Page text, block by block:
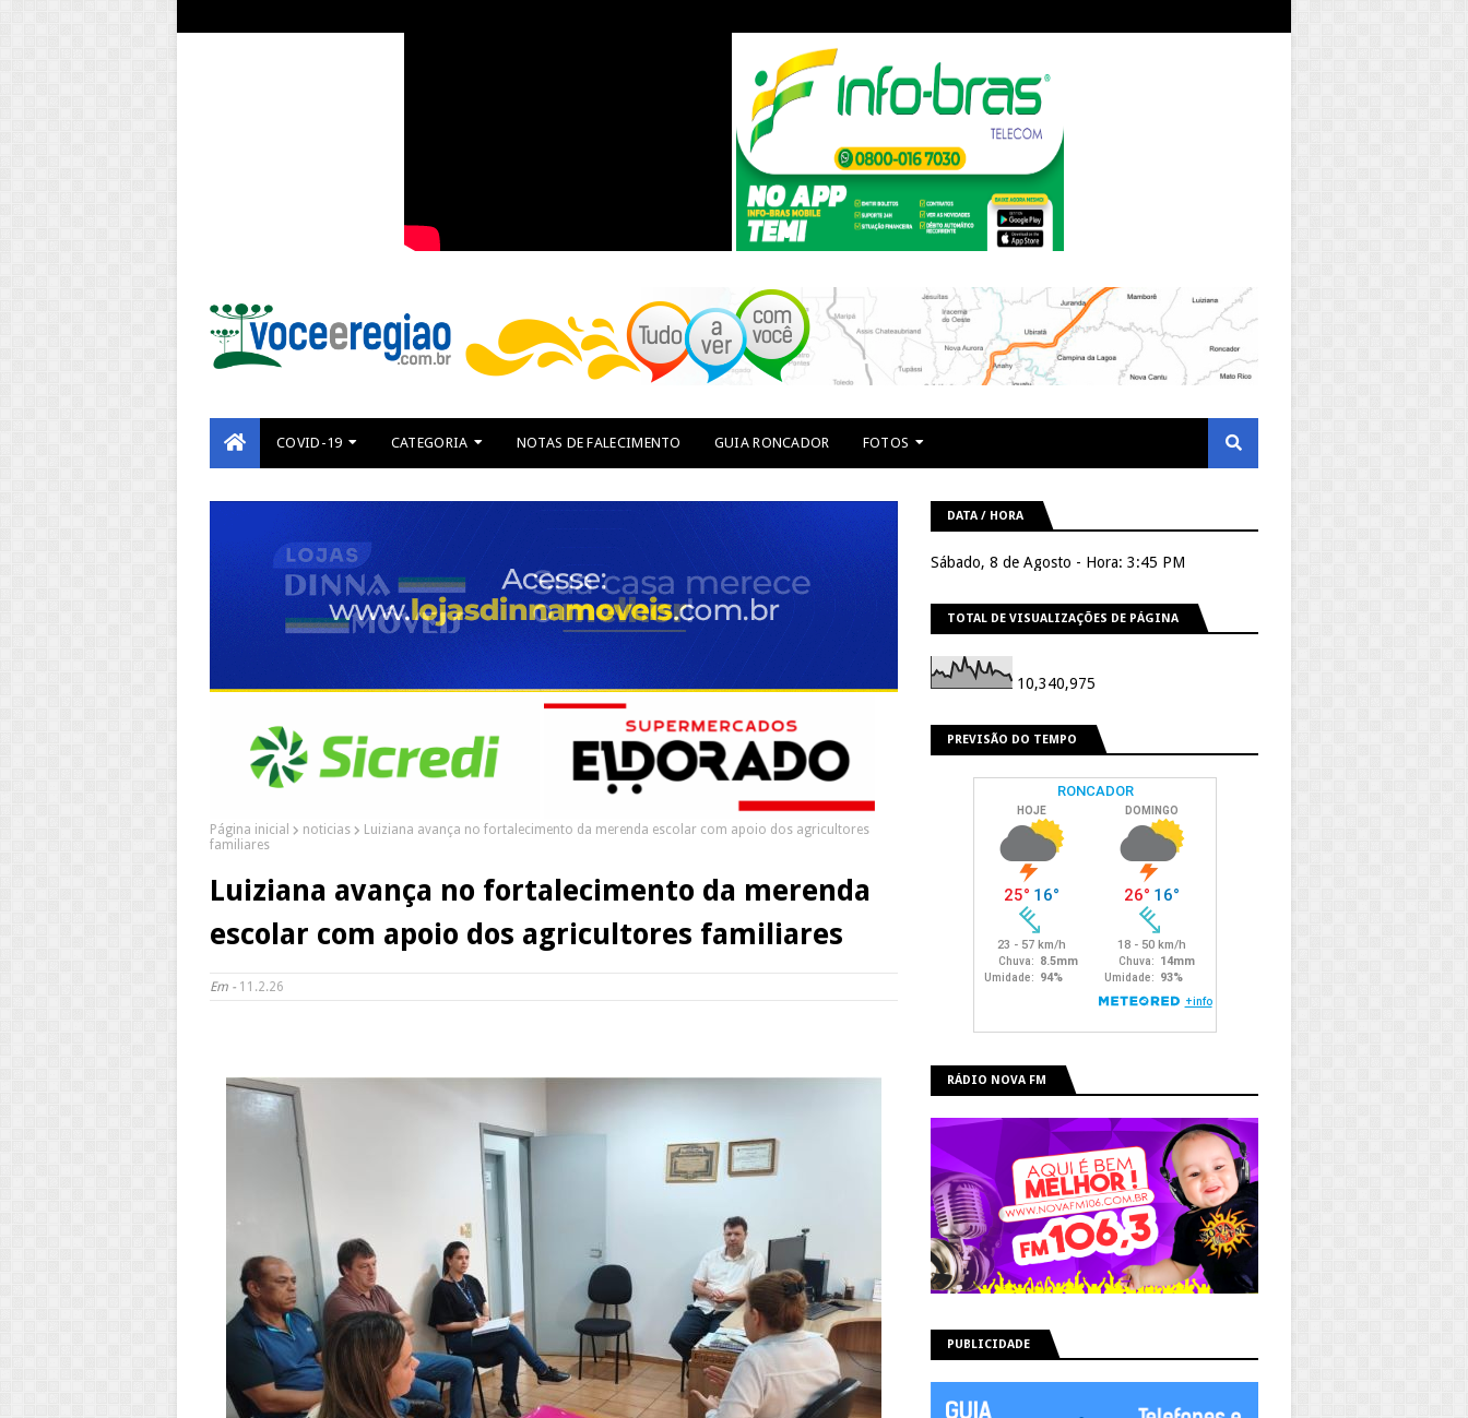
COVID-19 CATEGORIA NOTAS DE FALECIMENTO GUIA RONCADOR FOTOS
Página inicial noticias
Luiziana avança no fortalecimento da merenda escolar com apoio dos agricultores
familiares
Luiziana avança no fortalecimento da merenda
escolar com apoio dos agricultores familiares
Em - 11.2.26
DATA / HORA
Sábado, 8 de Agosto - Hora: 3:45 PM
TOTAL DE VISUALIZAÇÕES DE PÁGINA
10,340,975
PREVISÃO DO TEMPO
RÁDIO NOVA FM
PUBLICIDADE